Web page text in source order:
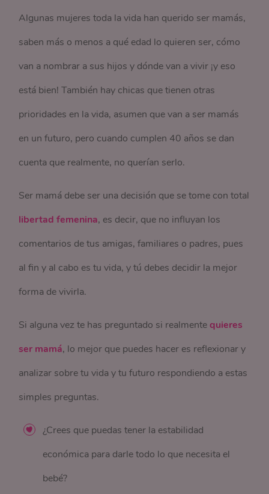
Algunas mujeres toda la vida han querido ser mamás,
saben más o menos a qué edad lo quieren ser, cómo
van a nombrar a sus hijos y dónde van a vivir ¡y eso
está bien! También hay chicas que tienen otras
prioridades en la vida, asumen que van a ser mamás
en un futuro, pero cuando cumplen 40 años se dan
cuenta que realmente, no querían serlo.
Ser mamá debe ser una decisión que se tome con total
libertad femenina, es decir, que no influyan los
comentarios de tus amigas, familiares o padres, pues
al fin y al cabo es tu vida, y tú debes decidir la mejor
forma de vivirla.
Si alguna vez te has preguntado si realmentequieres
ser mamá, lo mejor que puedes hacer es reflexionar y
analizar sobre tu vida y tu futuro respondiendo a estas
simples preguntas.
¿Crees que puedas tener la estabilidad
económica para darle todo lo que necesita el
bebé?